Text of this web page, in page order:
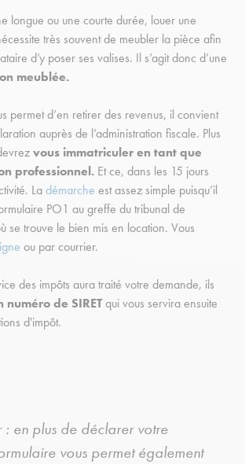
longue ou une courte durée, louer une
très souvent de meubler la pièce afin
d’y poser ses valises. Il s’agit donc d’une
meublée.
permet d’en retirer des revenus, il convient
auprès de l’administration fiscale. Plus
vous immatriculer en tant que
professionnel. Et ce, dans les 15 jours
Ladémarche est assez simple puisqu’il
PO1 au greffe du tribunal de
se trouve le bien mis en location. Vous
ou par courrier.
des impôts aura traité votre demande, ils
de SIRETqui vous servira ensuite
d'impôt.
: en plus de déclarer votre
vous permet également